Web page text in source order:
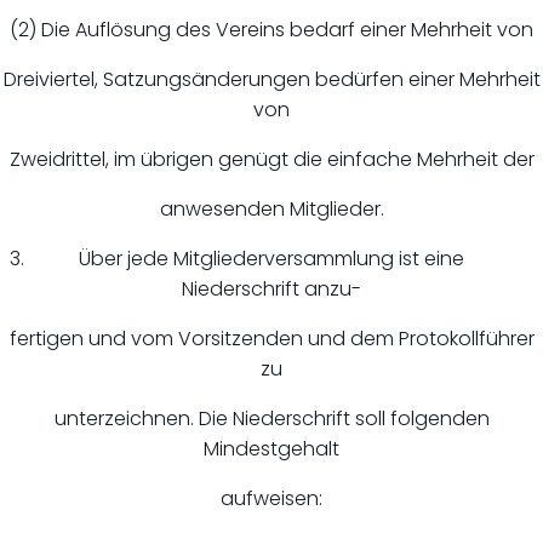
(2) Die Auflösung des Vereins bedarf einer Mehrheit von
Dreiviertel, Satzungsänderungen bedürfen einer Mehrheit
von
Zweidrittel, im übrigen genügt die einfache Mehrheit der
anwesenden Mitglieder.
Über jede Mitgliederversammlung ist eine
Niederschrift anzu-
fertigen und vom Vorsitzenden und dem Protokollführer
zu
unterzeichnen. Die Niederschrift soll folgenden
Mindestgehalt
aufweisen: